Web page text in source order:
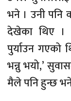
भने । उनी पनि
देखेका थिए ।
पुर्याउन गएको
भन्नु भयो,’
मैले पनि हुन्छ